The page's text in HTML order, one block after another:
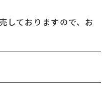
しておりますので、お